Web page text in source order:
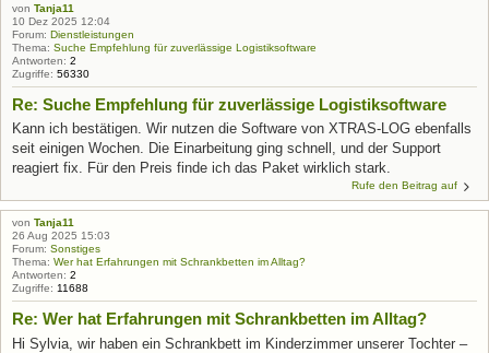
von Tanja11
10 Dez 2025 12:04
Forum: Dienstleistungen
Thema: Suche Empfehlung für zuverlässige Logistiksoftware
Antworten: 2
Zugriffe: 56330
Re: Suche Empfehlung für zuverlässige Logistiksoftware
Kann ich bestätigen. Wir nutzen die Software von XTRAS-LOG ebenfalls
seit einigen Wochen. Die Einarbeitung ging schnell, und der Support
reagiert fix. Für den Preis finde ich das Paket wirklich stark.
Rufe den Beitrag auf
von Tanja11
26 Aug 2025 15:03
Forum: Sonstiges
Thema: Wer hat Erfahrungen mit Schrankbetten im Alltag?
Antworten: 2
Zugriffe: 11688
Re: Wer hat Erfahrungen mit Schrankbetten im Alltag?
Hi Sylvia, wir haben ein Schrankbett im Kinderzimmer unserer Tochter –